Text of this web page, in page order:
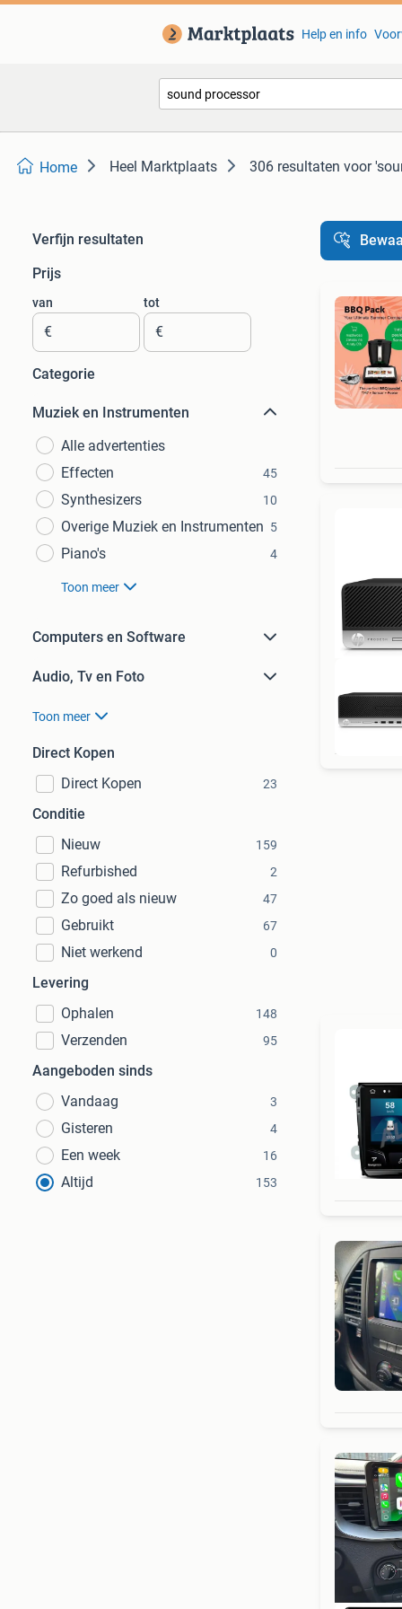
Help en info
Home Heel Marktplaats 306 resultaten voor
Verfijn resultaten
Prijs
van
€
tot
€
Categorie
Muziek en Instrumenten
Alle advertenties
Effecten
45
Synthesizers 10
Overige Muziek en Instrumenten 5
Piano's 4
Toon meer
Computers en Software
Audio, Tv en Foto
Toon meer
Direct Kopen
Direct Kopen
23
Conditie
Nieuw
159
Refurbished 2
Zo goed als nieuw 47
Gebruikt 67
Niet werkend 0
Levering
Ophalen
148
Verzenden 95
Aangeboden sinds
Vandaag
3
Gisteren 4
Een week 16
Altijd 153